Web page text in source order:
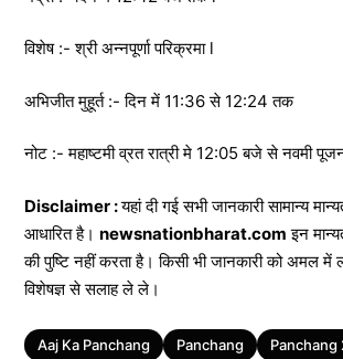
विशेष :- श्री अन्नपूर्णा परिक्रमा l
अभिजीत मुहूर्त :- दिन में 11:36 से 12:24 तक
नोट :- महाष्टमी व्रत रात्री मे 12:05 बजे से नवमी
Disclaimer :यहां दी गई सभी जानकारी सामान्य
आधारित है। newsnationbharat.com इन
की पुष्टि नहीं करता है। किसी भी जानकारी को अमल
विशेषज्ञ से सलाह ले ले।
Tags
Aaj Ka Panchang Panchang Panchang